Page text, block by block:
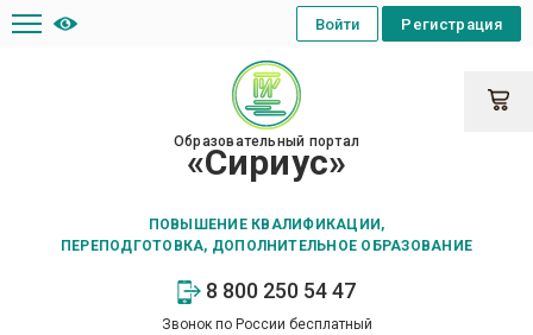
Образовательный портал
«Сириус»
ПОВЫШЕНИЕ КВАЛИФИКАЦИИ,
ПЕРЕПОДГОТОВКА, ДОПОЛНИТЕЛЬНОЕ ОБРАЗОВАНИЕ
8 800 250 54 47
Звонок по России бесплатный
Регистрация
Войти